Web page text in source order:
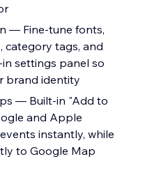
— Fine-tune fonts,
category tags, and
settings panel so
brand identity
— Built-in "Add to
and Apple
instantly, while
to Google Map